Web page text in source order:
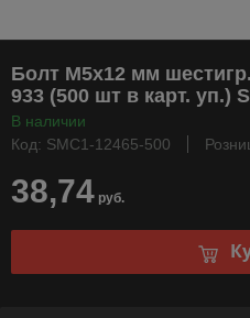
Болт М5х12 мм
933 (500 шт в карт. уп.)
В наличии
Код: SMC1-12465-500
38,74 руб.